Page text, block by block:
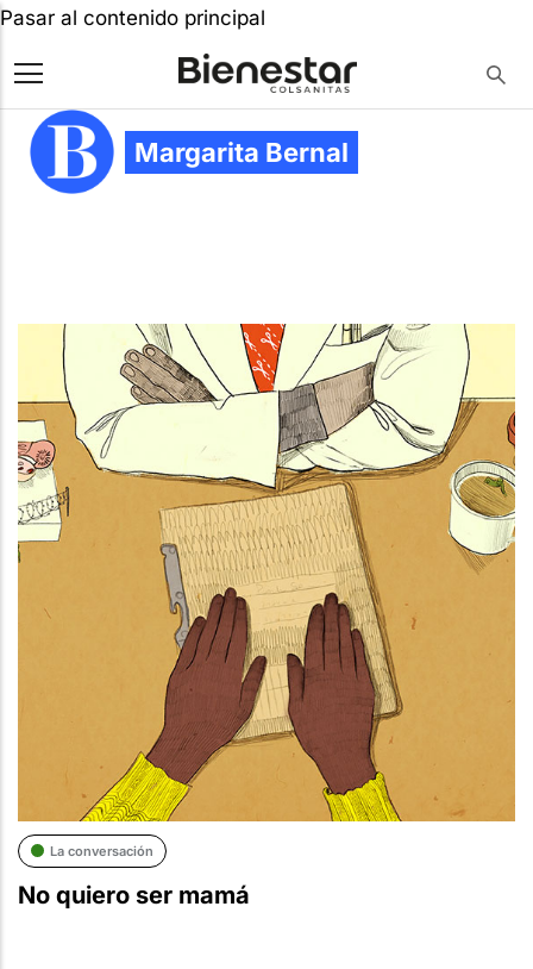
Pasar al contenido principal
Margarita Bernal
La conversación
No quiero ser mamá